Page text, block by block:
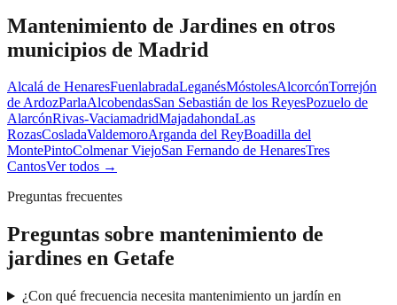
Mantenimiento de Jardines en otros
municipios de Madrid
Alcalá de HenaresFuenlabradaLeganésMóstolesAlcorcónTorrejón
de ArdozParlaAlcobendasSan Sebastián de los ReyesPozuelo de
AlarcónRivas-VaciamadridMajadahondaLas
RozasCosladaValdemoroArganda del ReyBoadilla del
MontePintoColmenar ViejoSan Fernando de HenaresTres
CantosVer todos →
Preguntas frecuentes
Preguntas sobre mantenimiento de
jardines en Getafe
¿Con qué frecuencia necesita mantenimiento un jardín en